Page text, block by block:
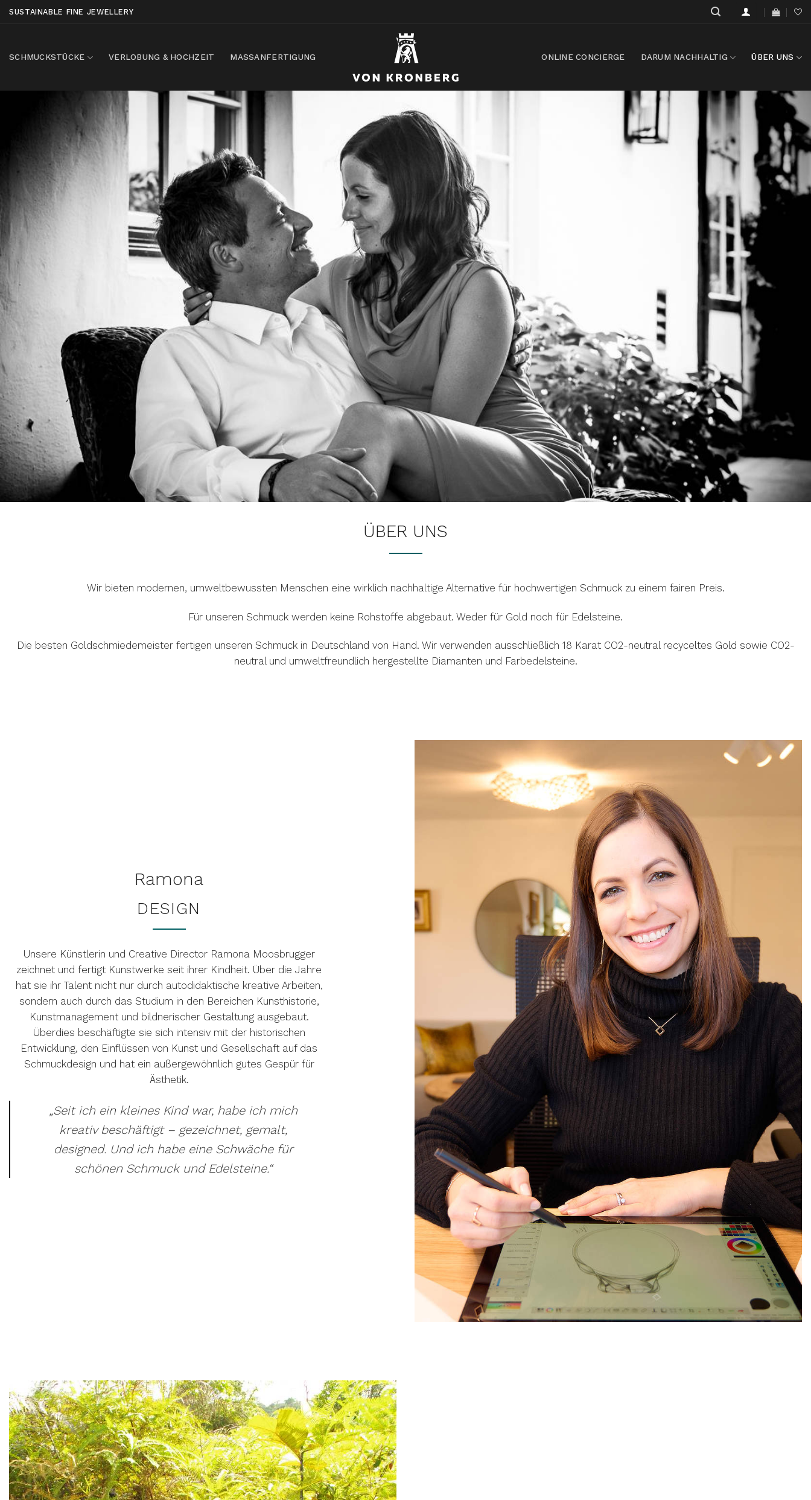
Skip
SUSTAINABLE FINE JEWELLERY
SCHMUCKSTÜCKE VERLOBUNG & HOCHZEIT MASSANFERTIGUNG ONLINE CONCIERGE DARUM NACHHALTIG ÜBER UNS
ÜBER UNS
Wir bieten modernen, umweltbewussten Menschen eine wirklich nachhaltige Alternative für hochwertigen Schmuck zu einem fairen Preis.
Für unseren Schmuck werden keine Rohstoffe abgebaut. Weder für Gold noch für Edelsteine.
Die besten Goldschmiedemeister fertigen unseren Schmuck in Deutschland von Hand. Wir verwenden ausschließlich 18 Karat CO2-neutral recyceltes Gold sowie CO2-
neutral und umweltfreundlich hergestellte Diamanten und Farbedelsteine.
Ramona
DESIGN
Unsere Künstlerin und Creative Director Ramona Moosbrugger
zeichnet und fertigt Kunstwerke seit ihrer Kindheit. Über die Jahre
hat sie ihr Talent nicht nur durch autodidaktische kreative Arbeiten,
sondern auch durch das Studium in den Bereichen Kunsthistorie,
Kunstmanagement und bildnerischer Gestaltung ausgebaut.
Überdies beschäftigte sie sich intensiv mit der historischen
Entwicklung, den Einflüssen von Kunst und Gesellschaft auf das
Schmuckdesign und hat ein außergewöhnlich gutes Gespür für
Ästhetik.
„Seit ich ein kleines Kind war, habe ich mich
kreativ beschäftigt – gezeichnet, gemalt,
designed. Und ich habe eine Schwäche für
schönen Schmuck und Edelsteine.“